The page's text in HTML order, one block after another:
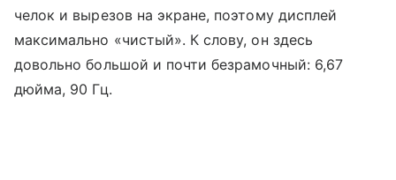
челок и вырезов на экране, поэтому дисплей
максимально «чистый». К слову, он здесь
довольно большой и почти безрамочный: 6,67
дюйма, 90 Гц.